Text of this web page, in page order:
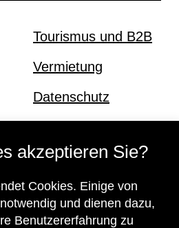
akzeptieren Sie?
Cookies. Einige von
und dienen dazu,
Benutzererfahrung zu
Tourismus und B2B
Vermietung
Datenschutz